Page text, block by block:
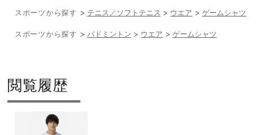
スポーツから探す テニス／ソフトテニス ウエア ゲームシャツ
スポーツから探す バドミントン ウエア ゲームシャツ
閲覧履歴